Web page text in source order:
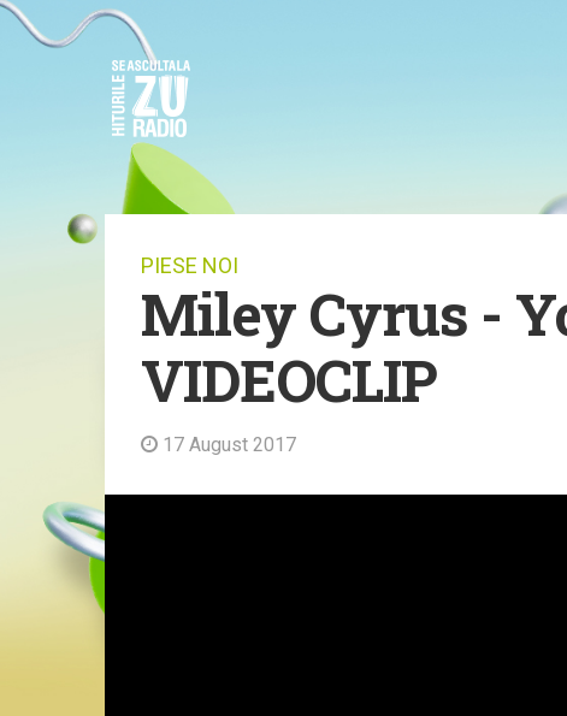
PIESE NOI
Miley Cyrus -
VIDEOCLIP
17 August 2017